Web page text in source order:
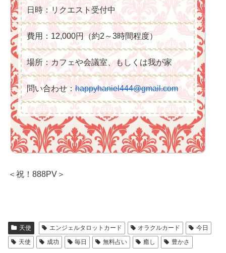
日時：リクエスト受付中
費用：12,000円（約2～3時間程度）
場所：カフェや会議室、もしくは我が家
問い合わせ： happyhaniel444@gmail.com
＜祝！888PV＞
天使 エンジェルタロットカード オラクルカード
今日
天使
成功 毎日 無料占い 癒し 豊かさ